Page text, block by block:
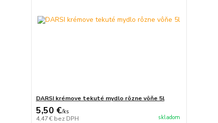
DARSI krémove tekuté mydlo rôzne vôňe 5l
5,50 €/ks
4,47 € bez DPH skladom